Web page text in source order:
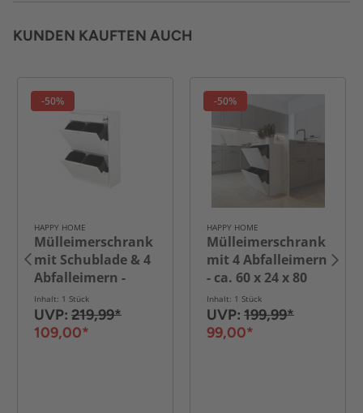
KUNDEN KAUFTEN AUCH
-50%
HAPPY HOME
Mülleimerschrank
mit Schublade & 4
Abfalleimern -
ca. 62 x 25 x 90 cm
- Weiß
Inhalt: 1 Stück
UVP: 219,99*
109,00*
-50%
HAPPY HOME
Mülleimerschrank
mit 4 Abfalleimern
- ca. 60 x 24 x 80
cm - Weiß
Inhalt: 1 Stück
UVP: 199,99*
99,00*